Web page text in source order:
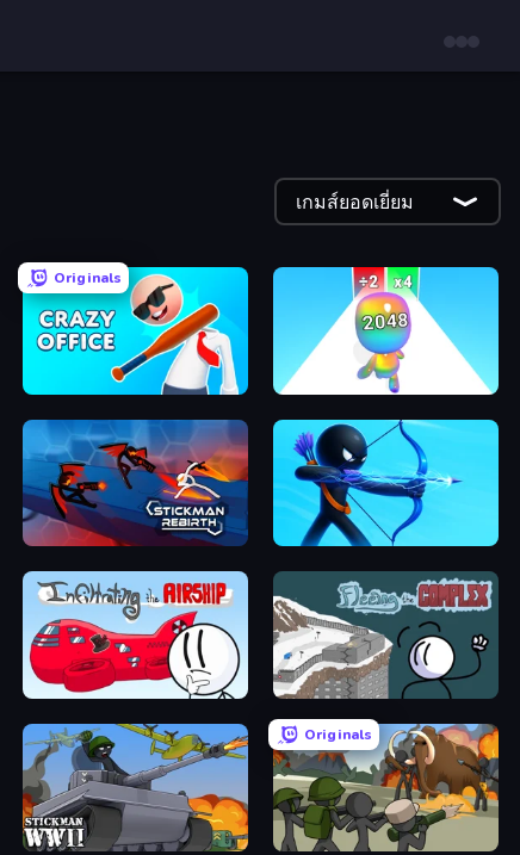
เกมส์ยอดเยี่ยม
Originals
Crazy Office: Slap and Smash! Man Runner 2048
Stickman Rebirth Archers Random
Infiltrating the Airship Fleeing the Complex
Stickman WW2
Originals
Stickman History Battle